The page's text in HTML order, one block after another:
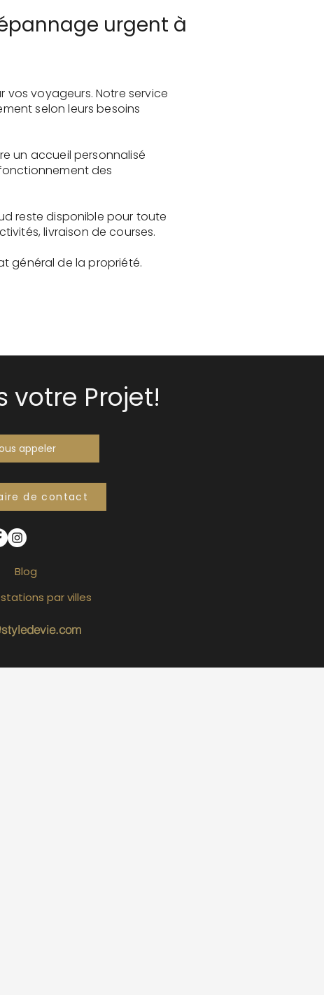
urgent à
vos voyageurs. Notre service
selon leurs besoins
un accueil personnalisé
des
reste disponible pour toute
livraison de courses.
général de la propriété.
votre Projet!
appeler
de contact
Blog
par villes